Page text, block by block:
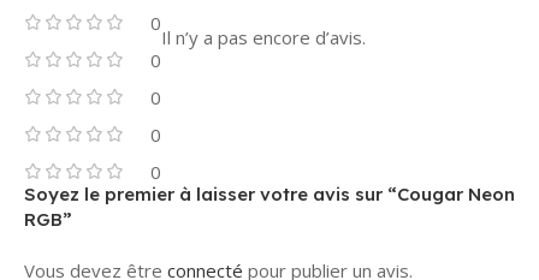
0
0
0
0
0
Il n’y a pas encore d’avis.
Soyez le premier à laisser votre avis sur “Cougar Neon
RGB”
Vous devez être connecté pour publier un avis.